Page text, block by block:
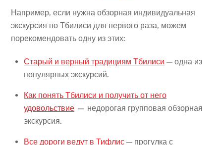
Например, если нужна обзорная индивидуальная
экскурсия по Тбилиси для первого раза, можем
порекомендовать одну из этих:
Старый и верный традициям Тбилиси — одна из
популярных экскурсий.
Как понять Тбилиси и получить от него
удовольствие — недорогая групповая обзорная
экскурсия.
Все дороги ведут в Тифлис — прогулка с